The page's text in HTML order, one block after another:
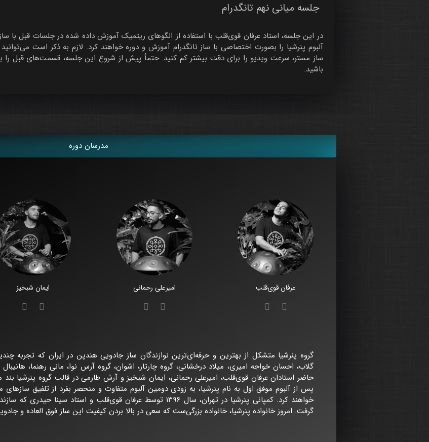
جلسه میانی نهم تانگدرام
آلبوم پنرشیا را بصورت اختصاصی با ساز تانگدرام آموزش و دوره خواهند کرد. لازم به ذکر است
ساز مستر، سرعت ویدیو را برای دقت بیشتر کم کنید. حتمأ پیش از شروع این جلسه، قسمت‌های قبل را
باشید.
مدرسان دوره
عرفان قوی‌قلب امیرعلی رحمانی ایمان شبخیز
گروه پنرشیا متشکل از بهترین و حرفه‌ای‌ترین نوازندگان ساز جادویی هندپن در ایران که تجربه
گلاب، احسان خواجه امیری، میلاد درخشانی، گروه چارتار، اشوان، گروه آرس نوا، مانی رهنما،
حاضر استادان عرفان قوی‌قلب، امیرعلی رحمانی، ایمان شبخیز و آرش طارمی در قالب گروه پنرشیا
پس از آلبوم موفق اول به نام پنرشیا، به زودی دومین آلبوم متفاوت و منحصر بفرد از تلفیق
خواهند کرد. کمپانی پنرشیا در تهران، سال ۱۳۹۶ توسط عرفان قوی‌قلب و
گرفت. امروز خانواده پنرشیا، خانواده بزرگی‌ست که سعی در بالا بردن کیفیت این ساز فوق العاده و